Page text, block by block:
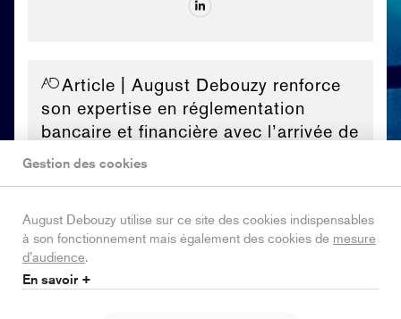
Article | August Debouzy renforce
son expertise en réglementation
bancaire et financière avec l’arrivée de
Louis Degeorges, Counsel
Article
vie économique (Loi SVE) et impacts
Gestion des cookies
August Debouzy utilise sur ce site des cookies indispensables
à son fonctionnement mais également des cookies de mesure
d’audience.
En savoir +